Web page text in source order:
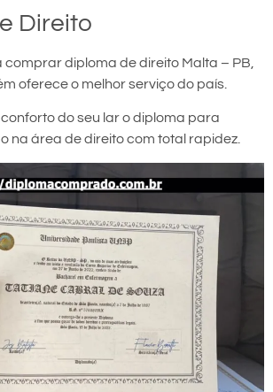
Direito
diploma de direito Malta – PB,
oferece o melhor serviço do país.
do seu lar o diploma para
na área de direito com total rapidez.